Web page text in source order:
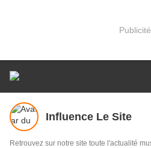
Publicité
Influence Le Site
Retrouvez sur notre site toute l'actualité